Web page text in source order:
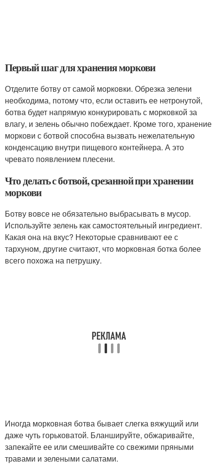
Первый шаг для хранения моркови
Отделите ботву от самой морковки. Обрезка зелени
необходима, потому что, если оставить ее нетронутой,
ботва будет напрямую конкурировать с морковкой за
влагу, и зелень обычно побеждает. Кроме того, хранение
моркови с ботвой способна вызвать нежелательную
конденсацию внутри пищевого контейнера. А это
чревато появлением плесени.
Что делать с ботвой, срезанной при хранении
моркови
Ботву вовсе не обязательно выбрасывать в мусор.
Используйте зелень как самостоятельный ингредиент.
Какая она на вкус? Некоторые сравнивают ее с
тархуном, другие считают, что морковная ботка более
всего похожа на петрушку.
Иногда морковная ботва бывает слегка вяжущий или
даже чуть горьковатой. Бланшируйте, обжаривайте,
запекайте ее или смешивайте со свежими пряными
травами и зелеными салатами.